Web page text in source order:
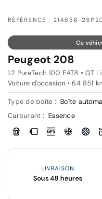
RÉFÉRENCE : 214636-
Ce
Peugeot 208
1.2 PureTech 100 EAT8 • GT
Voiture d'occasion • 64 851
Type de boîte : Boîte
Carburant : Essence
LIVRAISON
Sous 48 heures